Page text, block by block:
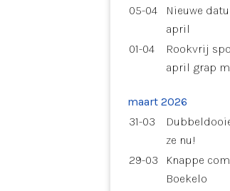
05-04
Nieuwe
april
01-04
Rookvrij
april grap
maart 2026
31-03
ze nu!
29-03
Knappe
Boekelo